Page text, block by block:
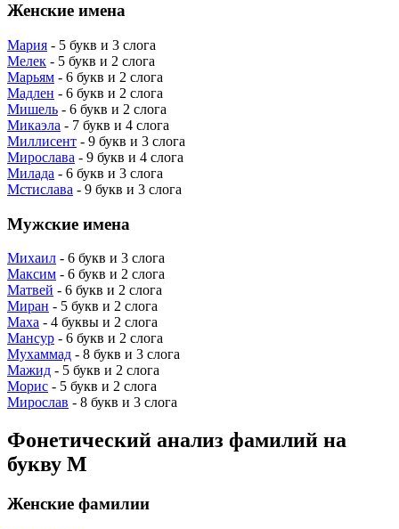
Женские имена
Мария - 5 букв и 3 слога
Мелек - 5 букв и 2 слога
Марьям - 6 букв и 2 слога
Мадлен - 6 букв и 2 слога
Мишель - 6 букв и 2 слога
Микаэла - 7 букв и 4 слога
Миллисент - 9 букв и 3 слога
Мирослава - 9 букв и 4 слога
Милада - 6 букв и 3 слога
Мстислава - 9 букв и 3 слога
Мужские имена
Михаил - 6 букв и 3 слога
Максим - 6 букв и 2 слога
Матвей - 6 букв и 2 слога
Миран - 5 букв и 2 слога
Маха - 4 буквы и 2 слога
Мансур - 6 букв и 2 слога
Мухаммад - 8 букв и 3 слога
Мажид - 5 букв и 2 слога
Морис - 5 букв и 2 слога
Мирослав - 8 букв и 3 слога
Фонетический анализ фамилий на
букву М
Женские фамилии